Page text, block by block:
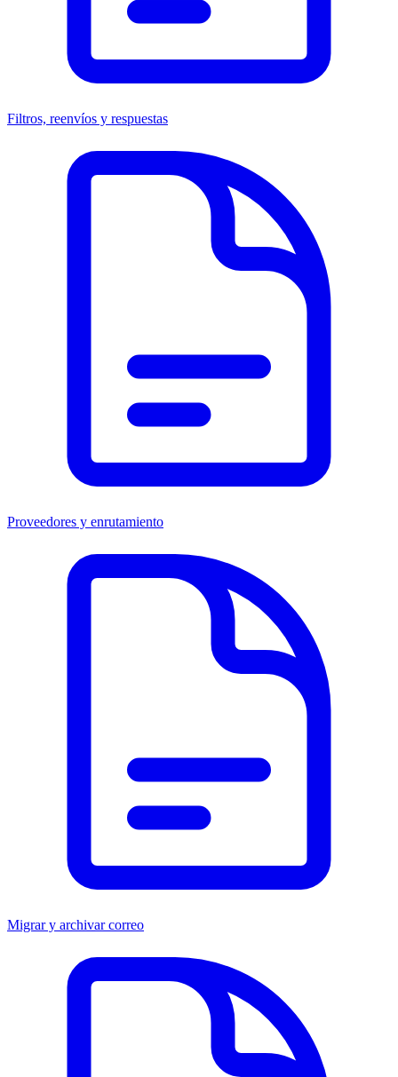
Filtros, reenvíos y respuestas
Proveedores y enrutamiento
Migrar y archivar correo